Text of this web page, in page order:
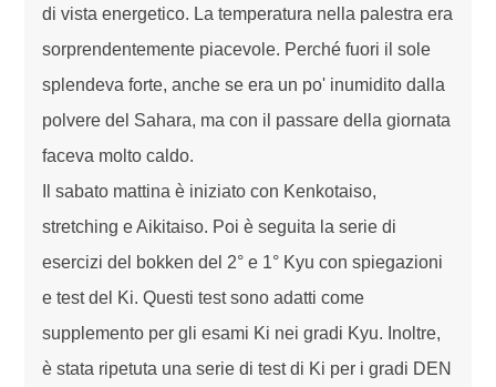
di vista energetico. La temperatura nella palestra era
sorprendentemente piacevole. Perché fuori il sole
splendeva forte, anche se era un po' inumidito dalla
polvere del Sahara, ma con il passare della giornata
faceva molto caldo.
Il sabato mattina è iniziato con Kenkotaiso,
stretching e Aikitaiso. Poi è seguita la serie di
esercizi del bokken del 2° e 1° Kyu con spiegazioni
e test del Ki. Questi test sono adatti come
supplemento per gli esami Ki nei gradi Kyu. Inoltre,
è stata ripetuta una serie di test di Ki per i gradi DEN